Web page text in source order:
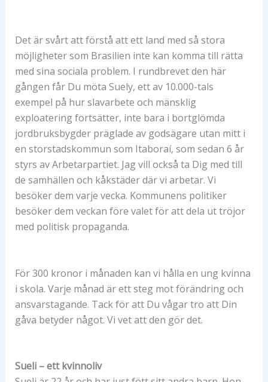
Det är svårt att förstå att ett land med så stora
möjligheter som Brasilien inte kan komma till rätta
med sina sociala problem. I rundbrevet den här
gången får Du möta Suely, ett av 10.000-tals
exempel på hur slavarbete och mänsklig
exploatering fortsätter, inte bara i bortglömda
jordbruksbygder präglade av godsägare utan mitt i
en storstadskommun som Itaboraí, som sedan 6 år
styrs av Arbetarpartiet. Jag vill också ta Dig med till
de samhällen och kåkstäder där vi arbetar. Vi
besöker dem varje vecka. Kommunens politiker
besöker dem veckan före valet för att dela ut tröjor
med politisk propaganda.
För 300 kronor i månaden kan vi hålla en ung kvinna
i skola. Varje månad är ett steg mot förändring och
ansvarstagande. Tack för att Du vågar tro att Din
gåva betyder något. Vi vet att den gör det.
Sueli – ett kvinnoliv